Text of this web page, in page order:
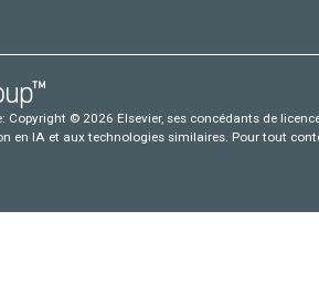
Copyright © 2026 Elsevier, ses concédants de
en IA et aux technologies similaires. Pour tout